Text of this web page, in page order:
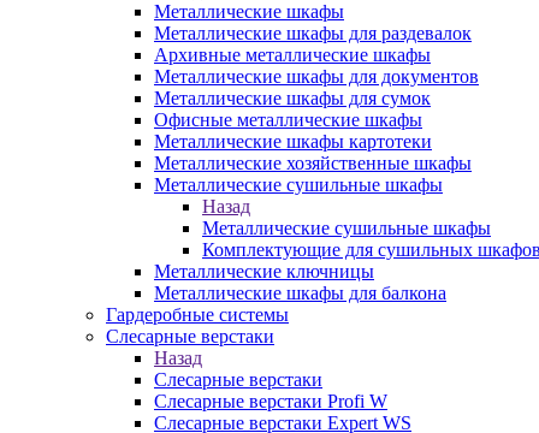
Металлические шкафы
Металлические шкафы для раздевалок
Архивные металлические шкафы
Металлические шкафы для документов
Металлические шкафы для сумок
Офисные металлические шкафы
Металлические шкафы картотеки
Металлические хозяйственные шкафы
Металлические сушильные шкафы
Назад
Металлические сушильные шкафы
Комплектующие для сушильных шкафов
Металлические ключницы
Металлические шкафы для балкона
Гардеробные системы
Слесарные верстаки
Назад
Слесарные верстаки
Слесарные верстаки Profi W
Слесарные верстаки Expert WS